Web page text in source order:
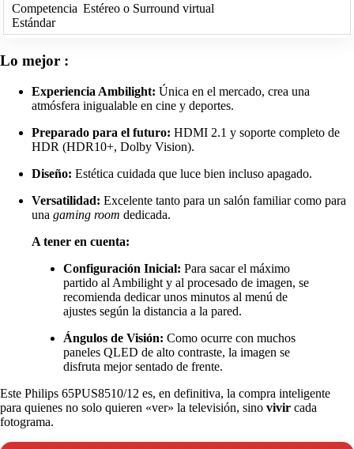
Estéreo o Surround virtual
Lo mejor :
Experiencia Ambilight: Única en el mercado, crea una
atmósfera inigualable en cine y deportes.
Preparado para el futuro: HDMI 2.1 y soporte completo de
HDR (HDR10+, Dolby Vision).
Diseño: Estética cuidada que luce bien incluso apagado.
Versatilidad: Excelente tanto para un salón familiar como para
una gaming room dedicada.
A tener en cuenta:
Configuración Inicial: Para sacar el máximo
partido al Ambilight y al procesado de imagen, se
recomienda dedicar unos minutos al menú de
ajustes según la distancia a la pared.
Ángulos de Visión: Como ocurre con muchos
paneles QLED de alto contraste, la imagen se
disfruta mejor sentado de frente.
Este Philips 65PUS8510/12 es, en definitiva, la compra inteligente
para quienes no solo quieren «ver» la televisión, sino vivir cada
fotograma.